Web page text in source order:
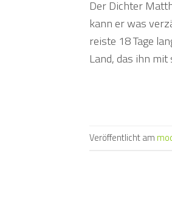
Der Dichter
kann er was
reiste 18 Tage
Land, das ihn
Veröffentlicht am